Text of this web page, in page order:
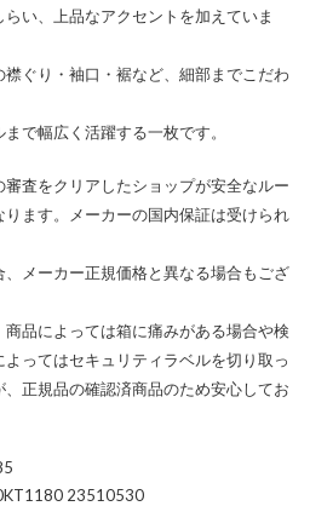
い、上品なアクセントを加えていま
ぐり・袖口・裾など、細部までこだわ
で幅広く活躍する一枚です。
査をクリアしたショップが安全なルー
ります。メーカーの国内保証は受けられ
メーカー正規価格と異なる場合もござ
品によっては箱に痛みがある場合や検
ってはセキュリティラベルを切り取っ
正規品の確認済商品のため安心してお
23510530